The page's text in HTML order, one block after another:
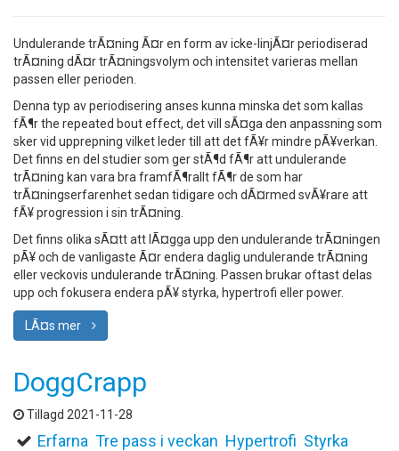
Undulerande trÃ¤ning Ã¤r en form av icke-linjÃ¤r periodiserad
trÃ¤ning dÃ¤r trÃ¤ningsvolym och intensitet varieras mellan
passen eller perioden.
Denna typ av periodisering anses kunna minska det som kallas
fÃ¶r the repeated bout effect, det vill sÃ¤ga den anpassning som
sker vid upprepning vilket leder till att det fÃ¥r mindre pÃ¥verkan.
Det finns en del studier som ger stÃ¶d fÃ¶r att undulerande
trÃ¤ning kan vara bra framfÃ¶rallt fÃ¶r de som har
trÃ¤ningserfarenhet sedan tidigare och dÃ¤rmed svÃ¥rare att
fÃ¥ progression i sin trÃ¤ning.
Det finns olika sÃ¤tt att lÃ¤gga upp den undulerande trÃ¤ningen
pÃ¥ och de vanligaste Ã¤r endera daglig undulerande trÃ¤ning
eller veckovis undulerande trÃ¤ning. Passen brukar oftast delas
upp och fokusera endera pÃ¥ styrka, hypertrofi eller power.
LÃ¤s mer
DoggCrapp
Tillagd 2021-11-28
Erfarna Tre pass i veckan Hypertrofi Styrka